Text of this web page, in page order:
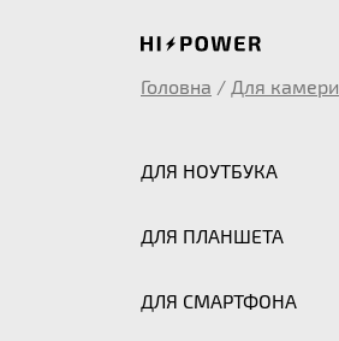
Головна / Для камери
ДЛЯ НОУТБУКА
ДЛЯ ПЛАНШЕТА
ДЛЯ СМАРТФОНА